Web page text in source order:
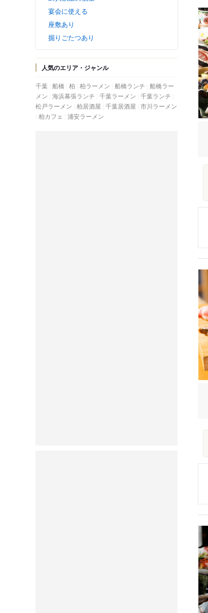
宴会に使える
座敷あり
掘りごたつあり
人気のエリア・ジャンル
千葉 船橋 柏 柏ラーメン 船橋ランチ 船橋ラー
メン 海浜幕張ランチ 千葉ラーメン 千葉ランチ
松戸ラーメン 柏居酒屋 千葉居酒屋 市川ラーメン
柏カフェ
浦安ラーメン